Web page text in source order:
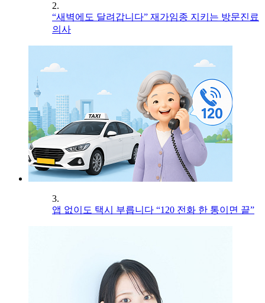
2.
“새벽에도 달려갑니다” 재가임종 지키는 방문진료
의사
3.
앱 없이도 택시 부릅니다 “120 전화 한 통이면 끝”